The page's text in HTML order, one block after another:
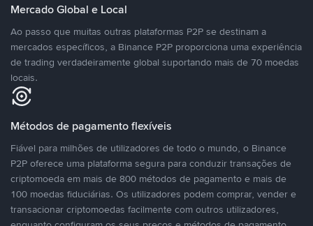
Mercado Global e Local
Ao passo que muitas outras plataformas P2P se destinam a
mercados específicos, a Binance P2P proporciona uma experiência
de trading verdadeiramente global suportando mais de 70 moedas
locais.
Métodos de pagamento flexíveis
Fiável para milhões de utilizadores de todo o mundo, o Binance
P2P oferece uma plataforma segura para conduzir transações de
criptomoeda em mais de 800 métodos de pagamento e mais de
100 moedas fiduciárias. Os utilizadores podem comprar, vender e
transacionar criptomoedas facilmente com outros utilizadores,